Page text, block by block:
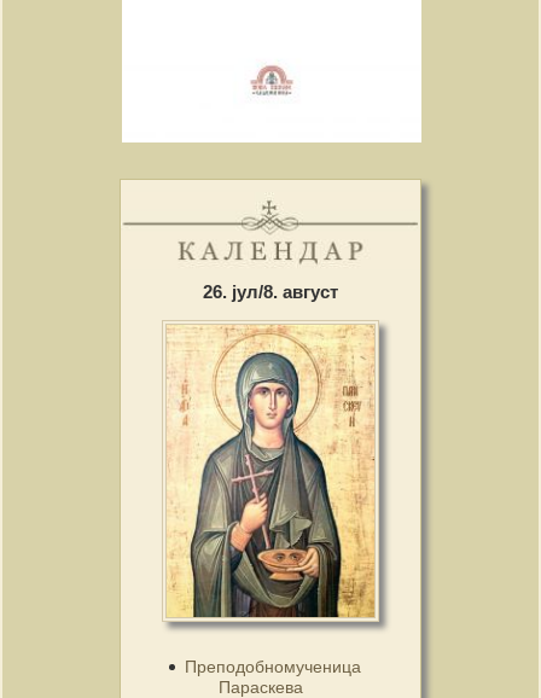
26. јул/8. август
Преподобномученица
Параскева